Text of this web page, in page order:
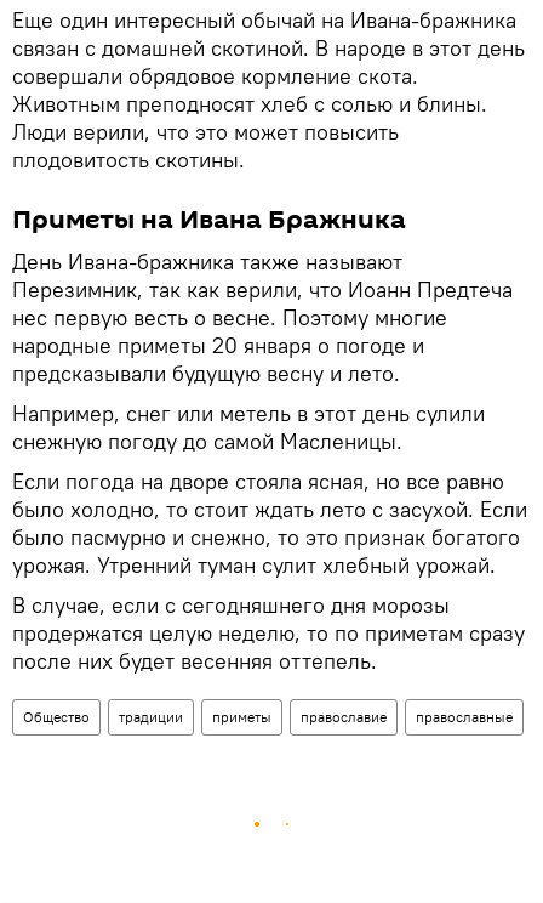
Еще один интересный обычай на Ивана-бражника
связан с домашней скотиной. В народе в этот день
совершали обрядовое кормление скота.
Животным преподносят хлеб с солью и блины.
Люди верили, что это может повысить
плодовитость скотины.
Приметы на Ивана Бражника
День Ивана-бражника также называют
Перезимник, так как верили, что Иоанн Предтеча
нес первую весть о весне. Поэтому многие
народные приметы 20 января о погоде и
предсказывали будущую весну и лето.
Например, снег или метель в этот день сулили
снежную погоду до самой Масленицы.
Если погода на дворе стояла ясная, но все равно
было холодно, то стоит ждать лето с засухой. Если
было пасмурно и снежно, то это признак богатого
урожая. Утренний туман сулит хлебный урожай.
В случае, если с сегодняшнего дня морозы
продержатся целую неделю, то по приметам сразу
после них будет весенняя оттепель.
Общество традиции приметы православие православные